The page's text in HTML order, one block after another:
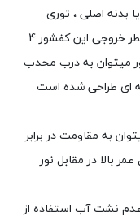
3 قسمت پایه یا بدنه اصلی ، توری
کفشور و درب کفشور تشکیل شده است . قطر خروجی این کفشور 4
میتوان به درب محدب
ای طراحی شده است
به مقاومت در برابر
بالا در مقابل نور
عدم نشت آب استفاده از